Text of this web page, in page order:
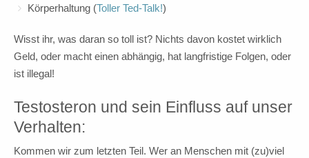
Körperhaltung (Toller Ted-Talk!)
Wisst ihr, was daran so toll ist? Nichts davon kostet wirklich
Geld, oder macht einen abhängig, hat langfristige Folgen, oder
ist illegal!
Testosteron und sein Einfluss auf unser
Verhalten:
Kommen wir zum letzten Teil. Wer an Menschen mit (zu)viel